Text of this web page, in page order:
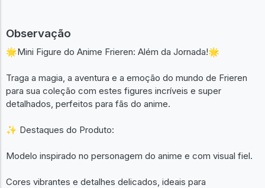
Observação
🌟Mini Figure do Anime Frieren: Além da Jornada!🌟
Traga a magia, a aventura e a emoção do mundo de Frieren
para sua coleção com estes figures incríveis e super
detalhados, perfeitos para fãs do anime.
✨ Destaques do Produto:
Modelo inspirado no personagem do anime e com visual fiel.
Cores vibrantes e detalhes delicados, ideais para